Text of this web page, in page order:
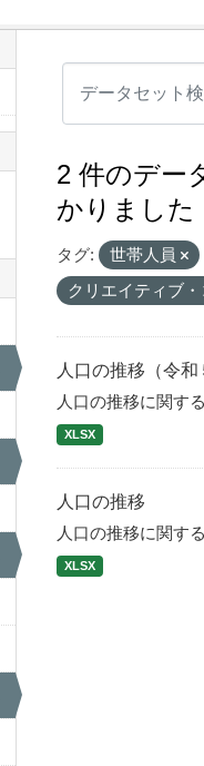
2 件のデー
かりました
タグ:
世帯人員
クリエイティブ
人口の推移（令和
人口の推移に関す
XLSX
人口の推移
人口の推移に関す
XLSX